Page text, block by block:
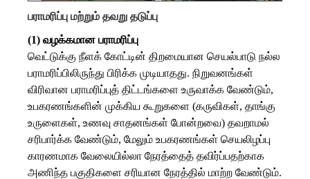
பராமரிப்பு மற்றும் தவறு தடுப்பு
(1) வழக்கமான பராமரிப்பு
வெட்டுக்கு நீளக் கோட்டின் திறமையான செயல்பாடு நல்ல
பராமரிப்பிலிருந்து பிரிக்க முடியாதது. நிறுவனங்கள்
விரிவான பராமரிப்புத் திட்டங்களை உருவாக்க வேண்டும்,
உபகரணங்களின் முக்கிய கூறுகளை (கருவிகள், தாங்கு
உருளைகள், உணவு சாதனங்கள் போன்றவை) தவறாமல்
சரிபார்க்க வேண்டும், மேலும் உபகரணங்கள் செயலிழப்பு
காரணமாக வேலையில்லா நேரத்தைத் தவிர்ப்பதற்காக
அணிந்த பகுதிகளை சரியான நேரத்தில் மாற்ற வேண்டும்.